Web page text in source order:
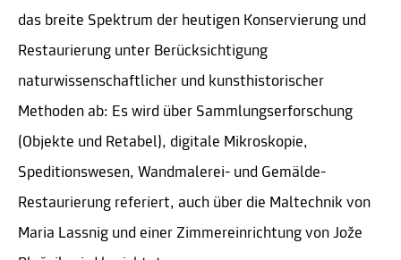
das breite Spektrum der heutigen Konservierung und
Restaurierung unter Berücksichtigung
naturwissenschaftlicher und kunsthistorischer
Methoden ab: Es wird über Sammlungserforschung
(Objekte und Retabel), digitale Mikroskopie,
Speditionswesen, Wandmalerei- und Gemälde-
Restaurierung referiert, auch über die Maltechnik von
Maria Lassnig und einer Zimmereinrichtung von Jože